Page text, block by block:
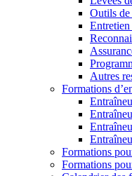
Outils de
Entretien
Autres
Formations
Formations
Formations